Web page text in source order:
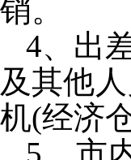
销。
4、出
及其他
机(经济